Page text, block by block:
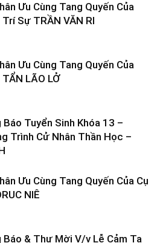
Ưu Cùng Tang Quyến Của
Trí Sự TRẦN VĂN RI
Ưu Cùng Tang Quyến Của
TẨN LÃO LỞ
Báo Tuyển Sinh Khóa 13 –
Trình Cử Nhân Thần Học –
Ưu Cùng Tang Quyến Của Cụ
NIÊ
Báo & Thư Mời V/v Lễ Cảm Tạ